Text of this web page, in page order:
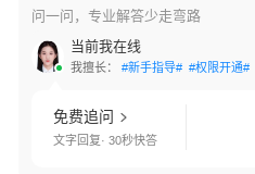
问一问，专业解答少走弯路
当前我在线
我擅长： #新手指导# #权限开通#
免费追问
文字回复· 30秒快答